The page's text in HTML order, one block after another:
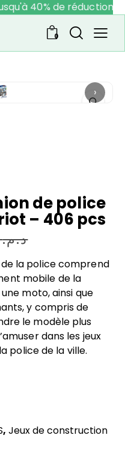
40% de réduction
0
›
de police
– 406 pcs
د.م.
la police comprend
mobile de la
moto, ainsi que
y compris de
le modèle plus
dans les jeux
police de la ville.
, Jeux de construction